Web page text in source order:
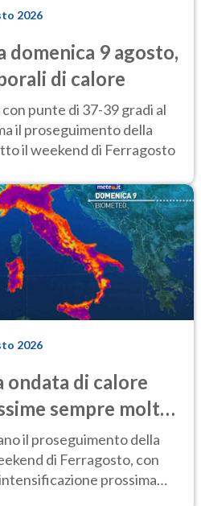
2026
domenica 9 agosto,
di calore
punte di 37-39 gradi al
il proseguimento della
il weekend di Ferragosto
2026
ondata di calore
sempre molto
il proseguimento della
di Ferragosto, con
prossima